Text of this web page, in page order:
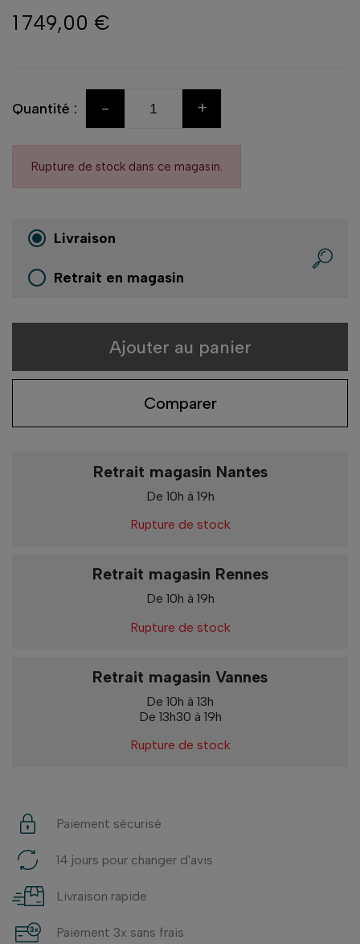
1 749,00 €
Quantité : - +
Rupture de stock dans ce magasin.
Livraison
Retrait en magasin
Ajouter au panier
Comparer
Retrait magasin Nantes
De 10h à 19h
Rupture de stock
Retrait magasin Rennes
De 10h à 19h
Rupture de stock
Retrait magasin Vannes
De 10h à 13h
De 13h30 à 19h
Rupture de stock
Paiement sécurisé
14 jours pour changer d'avis
Livraison rapide
Paiement 3x sans frais